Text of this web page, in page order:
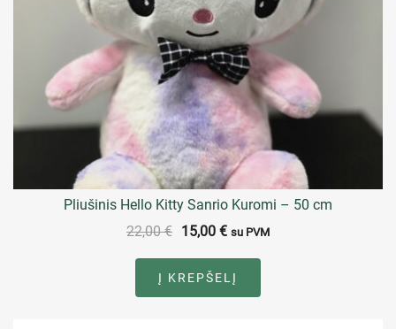
Pliušinis Hello Kitty Sanrio Kuromi – 50 cm
22,00€ 15,00 € su PVM
Į KREPŠELĮ